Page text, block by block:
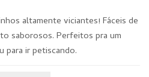
altamente viciantes! Fáceis de
saborosos. Perfeitos pra um
para ir petiscando.